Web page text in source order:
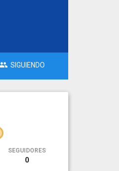
SIGUIENDO
SEGUIDORES
0